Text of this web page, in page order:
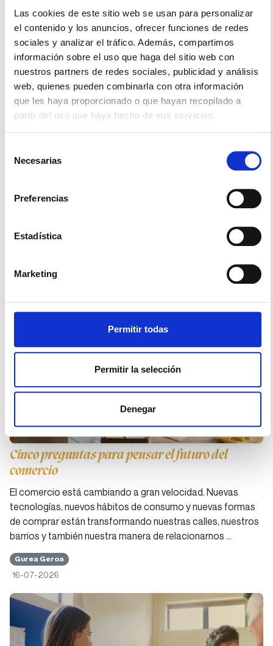
Las cookies de este sitio web se usan para personalizar
el contenido y los anuncios, ofrecer funciones de redes
sociales y analizar el tráfico. Además, compartimos
información sobre el uso que haga del sitio web con
nuestros partners de redes sociales, publicidad y análisis
web, quienes pueden combinarla con otra información
que les haya proporcionado o que hayan recopilado a
partir del uso que haya hecho de sus servicios.
Necesarias
Preferencias
Estadística
Marketing
Permitir todas
Permitir la selección
Denegar
Accede directamente a la encuesta y comparte tu opinión.
No es necesario registrarse para completarla, aunque si te
registras en nuestra web podrás estar al día de todas las
novedades del proceso.
¡PARTICIPA!
Este proceso cuenta con el apoyo de Laboral Kutxa y del
Gobierno Vasco, con el objetivo de trasladar las
Tu opinión puede ayudar a entender mejor los cambios que
cercano, sostenible y equilibrado.
Cinco preguntas para pensar el futuro del
comercio
El comercio está cambiando a gran velocidad. Nuevas
tecnologías, nuevos hábitos de consumo y nuevas formas
de comprar están transformando nuestras calles, nuestros
barrios y también nuestra manera de relacionarnos …
Gurea Geroa
16-07-2026